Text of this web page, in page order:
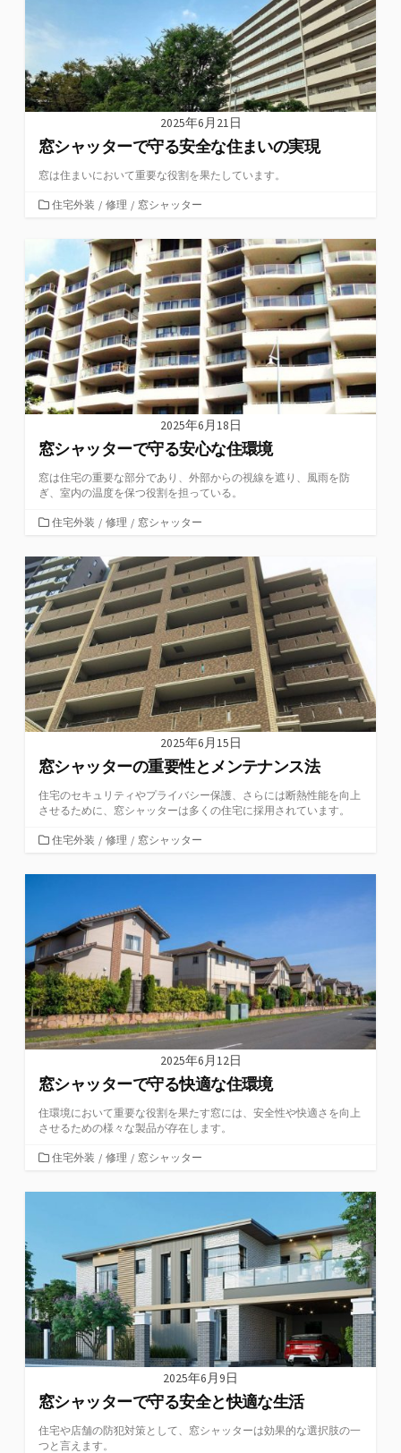
2025年6月21日
窓シャッターで守る安全な住まいの実現
窓は住まいにおいて重要な役割を果たしています。
カ
ゴ
リ
ー
住宅外装 / 修理 / 窓シャッター
2025年6月18日
窓シャッターで守る安心な住環境
窓は住宅の重要な部分であり、外部からの視線を遮り、風雨を防
ぎ、室内の温度を保つ役割を担っている。
カ
ゴ
リ
ー
住宅外装 / 修理 / 窓シャッター
2025年6月15日
窓シャッターの重要性とメンテナンス法
住宅のセキュリティやプライバシー保護、さらには断熱性能を向上
させるために、窓シャッターは多くの住宅に採用されています。
カ
ゴ
住宅外装 / 修理 / 窓シャッター
2025年6月12日
窓シャッターで守る快適な住環境
住環境において重要な役割を果たす窓には、安全性や快適さを向上
させるための様々な製品が存在します。
カ
ゴ
住宅外装 / 修理 / 窓シャッター
2025年6月9日
窓シャッターで守る安全と快適な生活
住宅や店舗の防犯対策として、窓シャッターは効果的な選択肢の一
つと言えます。